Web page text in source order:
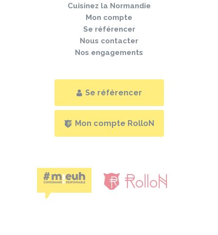
Cuisinez la Normandie
Mon compte
Se référencer
Nous contacter
Nos engagements
Se référencer
Mon compte RolloN